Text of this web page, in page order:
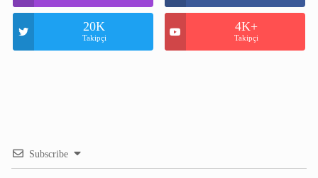
20K
Takipçi
4K+
Takipçi
Subscribe